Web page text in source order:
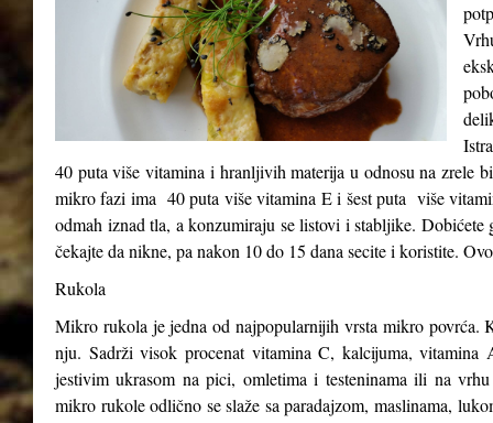
40 puta više vitamina i hranljivih materija u odnosu na zrele
mikro fazi ima 40 puta više vitamina E i šest puta više
odmah iznad tla, a konzumiraju se listovi i stabljike. Dobićete
čekajte da nikne, pa nakon 10 do 15 dana secite i koristite.
Rukola
Mikro rukola je jedna od najpopularnijih vrsta mikro povrća.
nju. Sadrži visok procenat vitamina C, kalcijuma,
jestivim ukrasom na pici, omletima i testeninama ili na
mikro rukole odlično se slaže sa paradajzom, maslinama,